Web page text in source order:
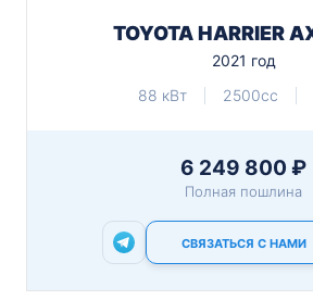
TOYOTA HARRIER
2021 год
88 кВт
2500cc
6 249 800 ₽
Полная пошлина
СВЯЗАТЬСЯ С НАМИ